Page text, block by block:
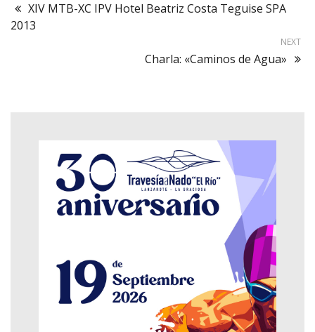
XIV MTB-XC IPV Hotel Beatriz Costa Teguise SPA
2013
NEXT
Charla: «Caminos de Agua»